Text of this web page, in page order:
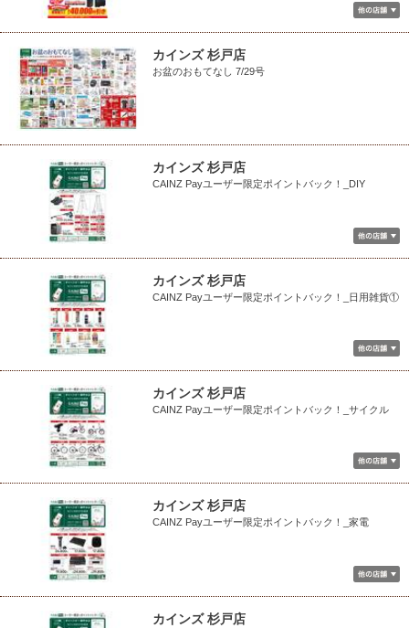
カインズ 杉戸店
お盆のおもてなし 7/29号
カインズ 杉戸店
CAINZ Payユーザー限定ポイントバック！_DIY
カインズ 杉戸店
CAINZ Payユーザー限定ポイントバック！_日用雑貨①
カインズ 杉戸店
CAINZ Payユーザー限定ポイントバック！_サイクル
カインズ 杉戸店
CAINZ Payユーザー限定ポイントバック！_家電
カインズ 杉戸店